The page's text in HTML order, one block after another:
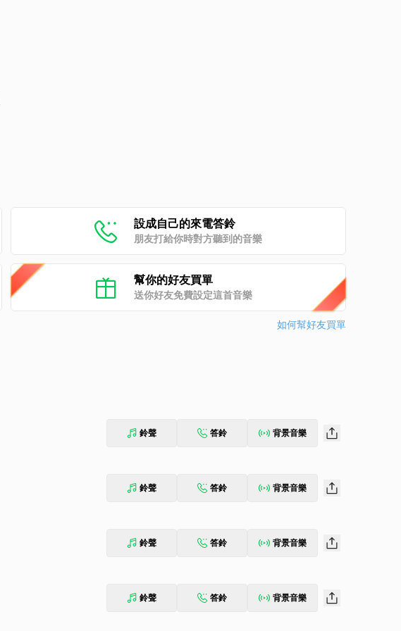
設成自己的來電答鈴
朋友打給你時對方聽到的音樂
幫你的好友買單
送你好友免費設定這首音樂
如何幫好友買單
鈴聲 答鈴 背景音樂
鈴聲 答鈴 背景音樂
鈴聲 答鈴 背景音樂
鈴聲 答鈴 背景音樂